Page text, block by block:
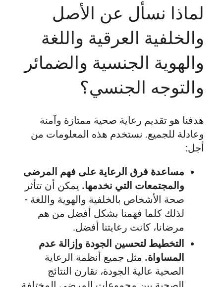
لماذا نسأل عن الأصل
والخلفية العرقية واللغة
والهوية الجنسية والضمائر
والتوجه الجنسي؟
هدفنا هو تقديم رعاية صحية ممتازة وآمنة
وعادلة للجميع. نستخدم هذه المعلومات من
أجل:
مساعدة فرق الرعاية على فهم المرضى
والمجتمعات التي نخدمها. يمكن أن تتأثر
صحة الأشخاص بالخلفية والهوية واللغة -
لذلك كلما فهمنا بشكل أفضل من هم
مرضانا، كانت رعايتنا أفضل.
التخطيط لتحسين الجودة وإزالة عدم
المساواة. مثل جميع أنظمة الرعاية
الصحية عالية الجودة، نقارن النتائج